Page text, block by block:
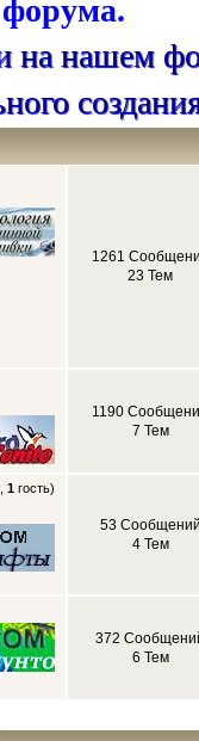
на нашем
1261
23 Тем
1190
7 Тем
1 гость)
53 Сообщений
4 Тем
372
6 Тем